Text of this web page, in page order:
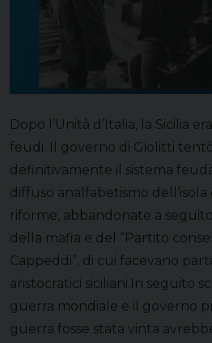
Dopo l’Unità d’Italia, la Sicilia
feudi. Il governo di Giolitti
definitivamente il sistema
diffuso analfabetismo dell’isola
riforme, abbandonate a
della mafia e del “Partito
Cappeddi”, di cui facevano
aristocratici siciliani.In seguito
guerra mondiale e il governo
guerra fosse stata vinta